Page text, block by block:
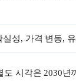
실성, 가격 변동,
도 시각은 2030년